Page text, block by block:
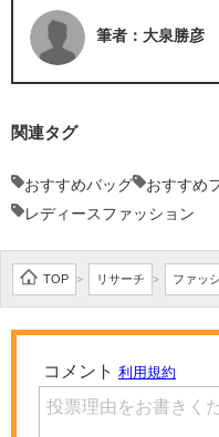
筆者：大泉勝彦
関連タグ
おすすめバッグ おすすめ
レディースファッション
TOP > リサーチ > ファッ